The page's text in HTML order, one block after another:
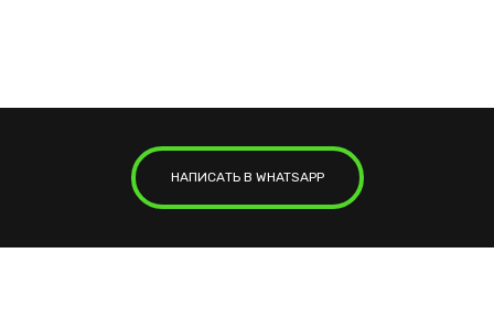
НАПИСАТЬ В WHATSAPP